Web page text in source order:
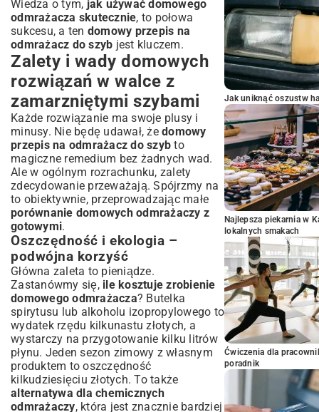
Wiedza o tym, jak używać domowego
odmrażacza skutecznie, to połowa
sukcesu, a ten domowy przepis na
odmrażacz do szyb jest kluczem.
Zalety i wady domowych
rozwiązań w walce z
zamarzniętymi szybami
Każde rozwiązanie ma swoje plusy i
minusy. Nie będę udawał, że domowy
przepis na odmrażacz do szyb to
magiczne remedium bez żadnych wad.
Ale w ogólnym rozrachunku, zalety
zdecydowanie przeważają. Spójrzmy na
to obiektywnie, przeprowadzając małe
porównanie domowych odmrażaczy z
gotowymi.
Oszczędność i ekologia –
podwójna korzyść
Główna zaleta to pieniądze.
Zastanówmy się, ile kosztuje zrobienie
domowego odmrażacza? Butelka
spirytusu lub alkoholu izopropylowego to
wydatek rzędu kilkunastu złotych, a
wystarczy na przygotowanie kilku litrów
płynu. Jeden sezon zimowy z własnym
produktem to oszczędność
kilkudziesięciu złotych. To także
alternatywa dla chemicznych
odmrażaczy, która jest znacznie bardziej
Jak uniknąć oszustw
Najlepsza piekarnia w
lokalnych smakach
Ćwiczenia dla
poradnik